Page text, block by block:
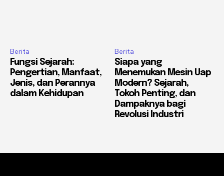
Berita
Fungsi Sejarah:
Pengertian, Manfaat,
Jenis, dan Perannya
dalam Kehidupan
Berita
Siapa yang
Menemukan Mesin Uap
Modern? Sejarah,
Tokoh Penting, dan
Dampaknya bagi
Revolusi Industri